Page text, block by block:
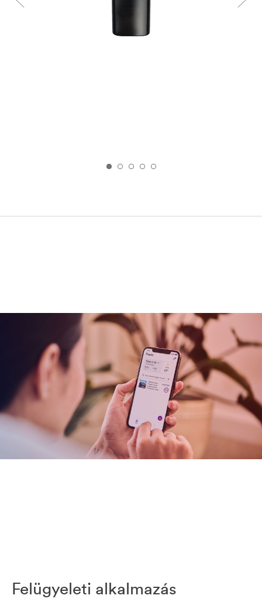
Felügyeleti alkalmazás